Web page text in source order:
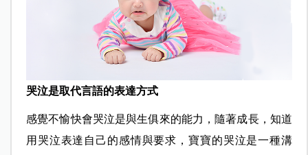
哭泣是取代言語的表達方式
感覺不愉快會哭泣是與生俱來的能力，隨著成長，知道
用哭泣表達自己的感情與要求，寶寶的哭泣是一種溝